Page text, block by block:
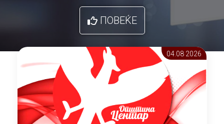
ПОВЕЌЕ
04.08 2026